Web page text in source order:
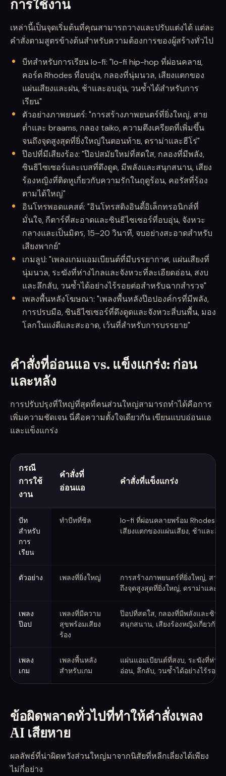
การใช้งาน
เหล่านี้เป็นจุดเริ่มต้นที่คุณสามารถวางและปรับแต่งได้ แต่ละ
คำสั่งตามสูตรข้างต้นสำหรับความต้องการของผู้สร้างทั่วไป
บีทสำหรับการเรียน lo-fi: "lo-fi hip-hop ที่ผ่อนคลาย,
คอร์ด Rhodes ที่อบอุ่น, กลองที่นุ่มนวล, เสียงแตกของ
แผ่นเสียงและฝน, ช้าและอบอุ่น, วนซ้ำได้สำหรับการ
เรียน"
ตัวอย่างภาพยนตร์: "การสร้างภาพยนตร์ที่ยิ่งใหญ่, สาย
ต่ำและ braams, กลอง taiko, ความตึงเครียดที่เพิ่มขึ้น
จนถึงจุดสูงสุดที่ยิ่งใหญ่ในตอนท้าย, ดราม่าและฮีโร่"
ป๊อปที่มีเสียงร้อง: "ป๊อปสมัยใหม่ที่สดใส, กลองที่มีพลัง,
ซินธิไซเซอร์และเบสที่ดึงดูด, มีพลังและสนุกสนาน, เสียง
ร้องหญิงที่ติดหูเกี่ยวกับความรักในฤดูร้อน, คอรัสที่ร้อง
ตามได้ใหญ่"
อินโทรพอดแคสต์: "อินโทรสติงอินดี้อิเล็กทรอนิกส์ที่
มั่นใจ, กีตาร์ที่สะอาดและซินธิไซเซอร์ที่อบอุ่น, จังหวะ
กลางและเป็นมิตร, 15–20 วินาที, จบอย่างสะอาดสำหรับ
เสียงพากย์"
เกมลูป: "เพลงเกมแอมเบียนต์ที่มีบรรยากาศ, แผ่นเสียงที่
นุ่มนวล, ระฆังที่ห่างไกลและจังหวะที่ละเอียดอ่อน, สงบ
และลึกลับ, วนซ้ำได้อย่างไร้รอยต่อสำหรับฉากสำรวจ"
เพลงพื้นหลังโฆษณา: "เพลงพื้นหลังป๊อปองค์กรที่มีพลัง,
การปรบมือ, ซินธิไซเซอร์ที่ดึงดูดและจังหวะสี่บนพื้น, มอง
โลกในแง่ดีและสะอาด, เว้นที่สำหรับการบรรยาย"
คำสั่งที่อ่อนแอ vs. แข็งแกร่ง: ก่อน
และหลัง
การปรับปรุงที่ใหญ่ที่สุดที่คนส่วนใหญ่สามารถทำได้คือการ
เพิ่มความชัดเจน นี่คือความตั้งใจเดียวกัน เขียนแบบอ่อนแอ
และแข็งแกร่ง
กรณี
การใช้
งาน
คำสั่งที่
อ่อนแอ
คำสั่งที่แข็งแกร่ง
บีท
สำหรับ
การ
เรียน
ทำบีทที่ชิล
lo-fi ที่ผ่อนคลายพร้อม Rhodes ที่
เสียงแตกของแผ่นเสียง, ช้าและอ
ตัวอย่าง เพลงที่ยิ่งใหญ่
การสร้างภาพยนตร์ที่ยิ่งใหญ่, สาย
ถึงจุดสูงสุดที่ยิ่งใหญ่, ดราม่าและฮี
เพลง
ป๊อป
เพลงที่มีความ
สุขพร้อมเสียง
ร้อง
ป๊อปที่สดใส, กลองที่มีพลังและซินธิ
สนุกสนาน, เสียงร้องหญิงเกี่ยวกับ
เพลง
เกม
เพลงพื้นหลัง
สำหรับเกม
แผ่นแอมเบียนต์ที่สงบ, ระฆังที่ห่าง
อ่อน, ลึกลับ, วนซ้ำได้อย่างไร้รอย
ข้อผิดพลาดทั่วไปที่ทำให้คำสั่งเพลง
AI เสียหาย
ผลลัพธ์ที่น่าผิดหวังส่วนใหญ่มาจากนิสัยที่หลีกเลี่ยงได้เพียง
ไม่กี่อย่าง